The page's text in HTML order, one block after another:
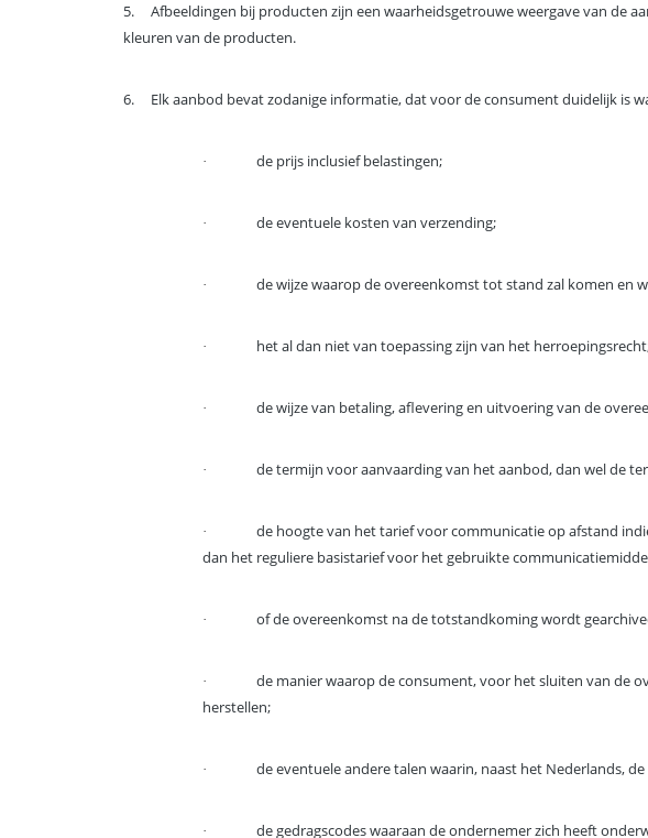
5.
Afbeeldingen bij producten zijn een waarheidsgetrouwe weergave van de
kleuren van de producten.
6. Elk aanbod bevat zodanige informatie, dat voor de consument duidelijk is
· de prijs inclusief belastingen;
· de eventuele kosten van verzending;
· de wijze waarop de overeenkomst tot stand zal komen en
· het al dan niet van toepassing zijn van het
· de wijze van betaling, aflevering en uitvoering van de
· de termijn voor aanvaarding van het aanbod, dan wel de
·
de hoogte van het tarief voor communicatie op afstand
dan het reguliere basistarief voor het gebruikte
· of de overeenkomst na de totstandkoming wordt
·
de manier waarop de consument, voor het sluiten van de
herstellen;
· de eventuele andere talen waarin, naast het Nederlands,
· de gedragscodes waaraan de ondernemer zich heeft